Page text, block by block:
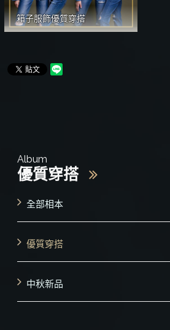
箱子服飾優質穿搭
Album
優質穿搭
全部相本
優質穿搭
中秋新品